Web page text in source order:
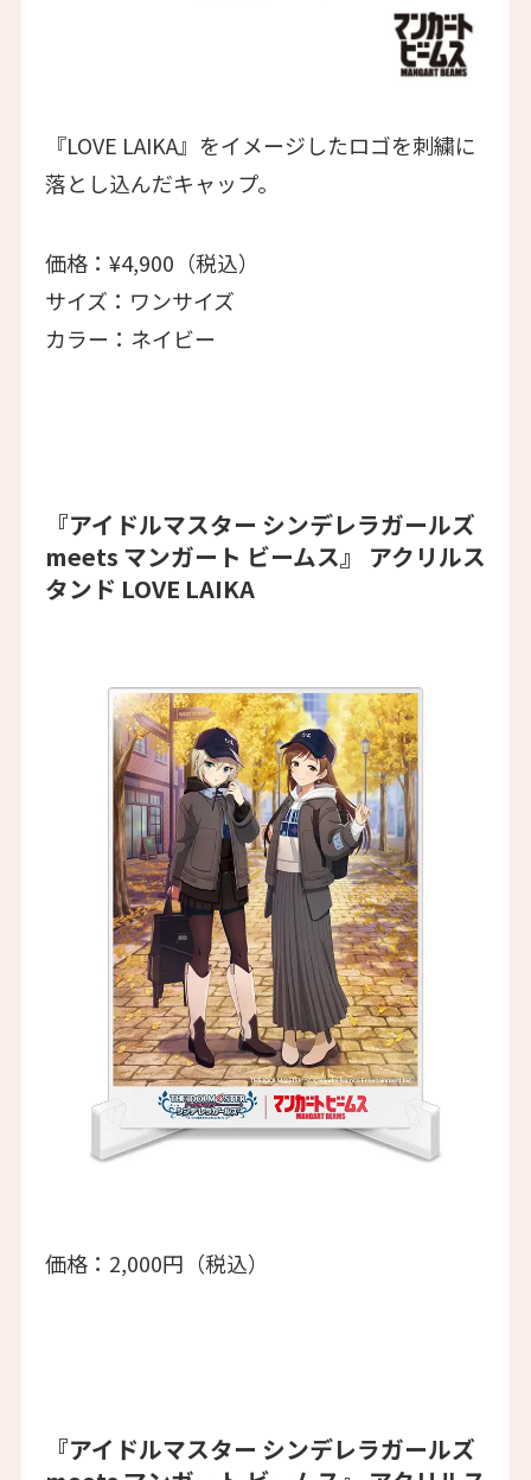
『LOVE LAIKA』をイメージしたロゴを刺繍に
落とし込んだキャップ。
価格：¥4,900（税込）
サイズ：ワンサイズ
カラー：ネイビー
『アイドルマスター シンデレラガールズ
meets マンガート ビームス』 アクリルス
タンド LOVE LAIKA
価格：2,000円（税込）
『アイドルマスター シンデレラガールズ